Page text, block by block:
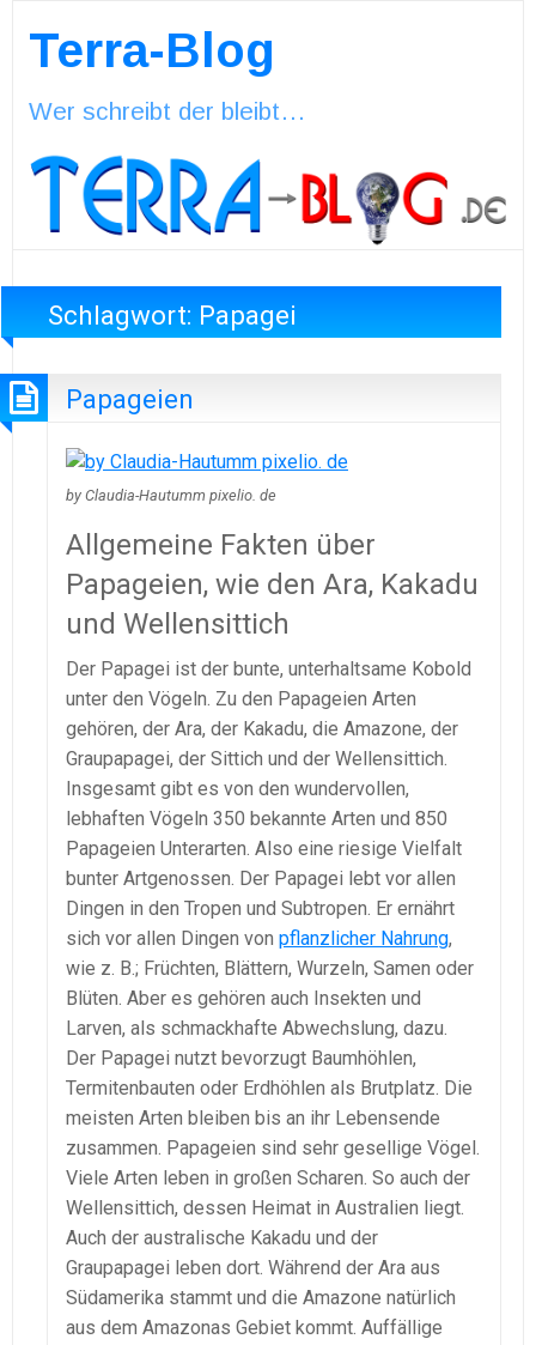
Terra-Blog
Wer schreibt der bleibt…
Schlagwort: Papagei
Papageien
by Claudia-Hautumm pixelio. de
Allgemeine Fakten über
Papageien, wie den Ara, Kakadu
und Wellensittich
Der Papagei ist der bunte, unterhaltsame Kobold
unter den Vögeln. Zu den Papageien Arten
gehören, der Ara, der Kakadu, die Amazone, der
Graupapagei, der Sittich und der Wellensittich.
Insgesamt gibt es von den wundervollen,
lebhaften Vögeln 350 bekannte Arten und 850
Papageien Unterarten. Also eine riesige Vielfalt
bunter Artgenossen. Der Papagei lebt vor allen
Dingen in den Tropen und Subtropen. Er ernährt
sich vor allen Dingen von pflanzlicher Nahrung,
wie z. B.; Früchten, Blättern, Wurzeln, Samen oder
Blüten. Aber es gehören auch Insekten und
Larven, als schmackhafte Abwechslung, dazu.
Der Papagei nutzt bevorzugt Baumhöhlen,
Termitenbauten oder Erdhöhlen als Brutplatz. Die
meisten Arten bleiben bis an ihr Lebensende
zusammen. Papageien sind sehr gesellige Vögel.
Viele Arten leben in großen Scharen. So auch der
Wellensittich, dessen Heimat in Australien liegt.
Auch der australische Kakadu und der
Graupapagei leben dort. Während der Ara aus
Südamerika stammt und die Amazone natürlich
aus dem Amazonas Gebiet kommt. Auffällige